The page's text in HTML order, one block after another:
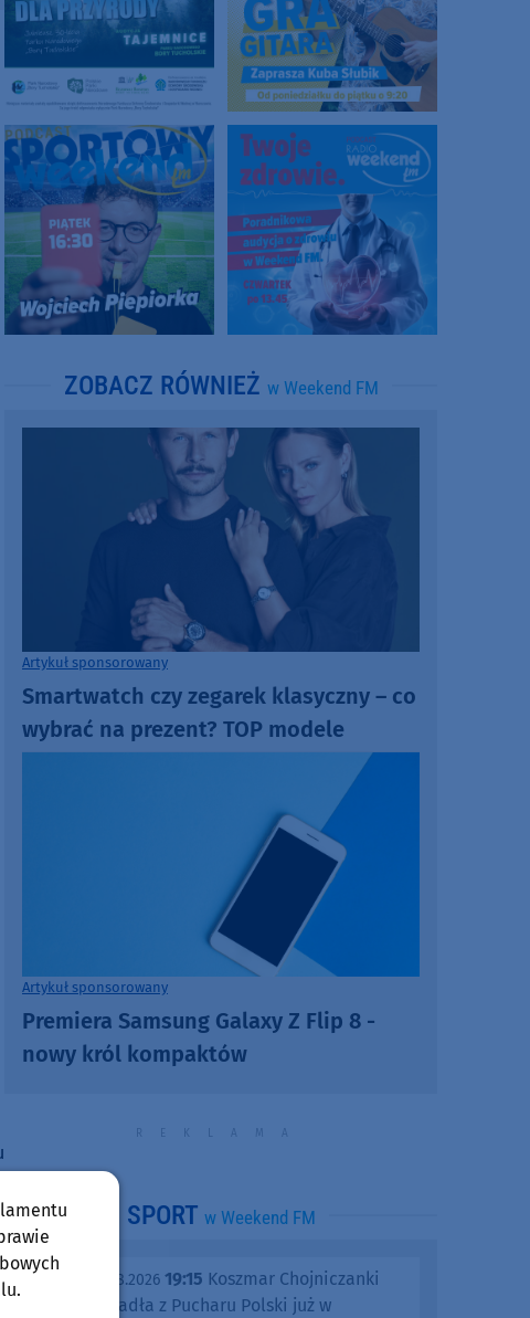
ZOBACZ RÓWNIEŻ w Weekend FM
Artykuł sponsorowany
Smartwatch czy zegarek klasyczny – co
wybrać na prezent? TOP modele
Artykuł sponsorowany
Premiera Samsung Galaxy Z Flip 8 -
nowy król kompaktów
SPORT w Weekend FM
środa, 05.08.2026 19:15 Koszmar Chojniczanki
trwa. Odpadła z Pucharu Polski już w